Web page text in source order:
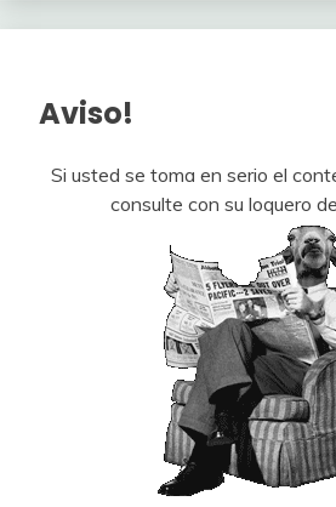
Aviso!
Si usted se toma en serio el
consulte con su loquero